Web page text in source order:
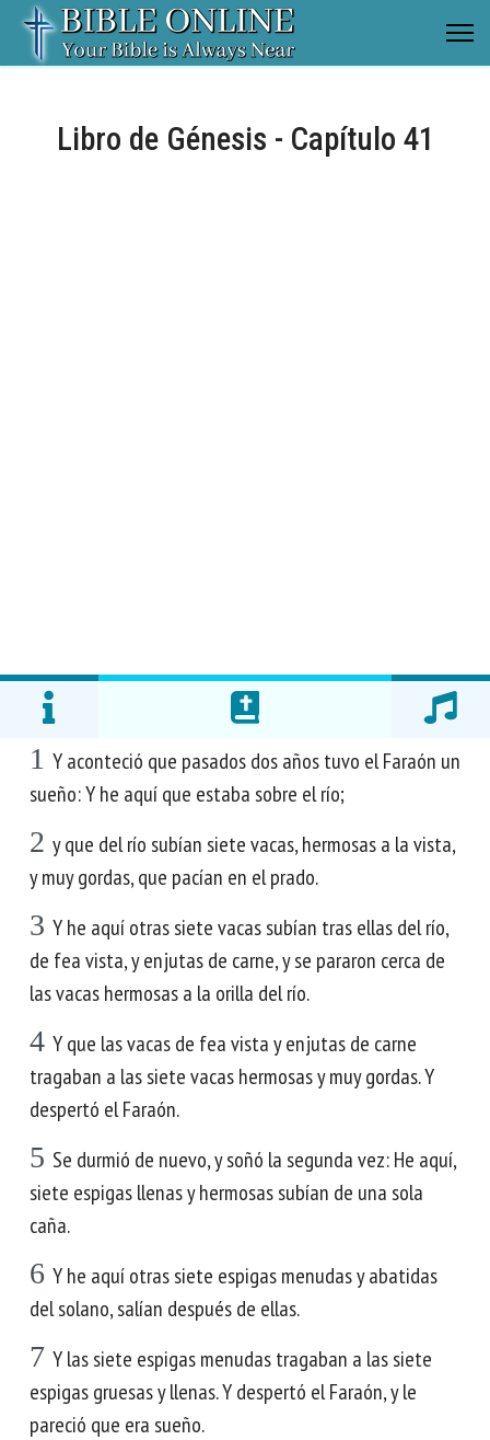
Libro de Génesis - Capítulo 41
1 Y aconteció que pasados dos años tuvo el Faraón un
sueño: Y he aquí que estaba sobre el río;
2 y que del río subían siete vacas, hermosas a la vista,
y muy gordas, que pacían en el prado.
3 Y he aquí otras siete vacas subían tras ellas del río,
de fea vista, y enjutas de carne, y se pararon cerca de
las vacas hermosas a la orilla del río.
4 Y que las vacas de fea vista y enjutas de carne
tragaban a las siete vacas hermosas y muy gordas. Y
despertó el Faraón.
5 Se durmió de nuevo, y soñó la segunda vez: He aquí,
siete espigas llenas y hermosas subían de una sola
caña.
6 Y he aquí otras siete espigas menudas y abatidas
del solano, salían después de ellas.
7 Y las siete espigas menudas tragaban a las siete
espigas gruesas y llenas. Y despertó el Faraón, y le
pareció que era sueño.